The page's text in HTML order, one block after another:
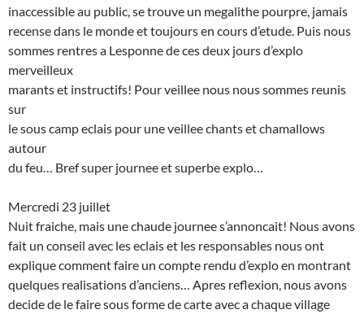
inaccessible au public, se trouve un megalithe pourpre, jamais
recense dans le monde et toujours en cours d’etude. Puis nous
sommes rentres a Lesponne de ces deux jours d’explo
merveilleux
marants et instructifs! Pour veillee nous nous sommes reunis
sur
le sous camp eclais pour une veillee chants et chamallows
autour
du feu… Bref super journee et superbe explo…
Mercredi 23 juillet
Nuit fraiche, mais une chaude journee s’annoncait! Nous avons
fait un conseil avec les eclais et les responsables nous ont
explique comment faire un compte rendu d’explo en montrant
quelques realisations d’anciens… Apres reflexion, nous avons
decide de le faire sous forme de carte avec a chaque village